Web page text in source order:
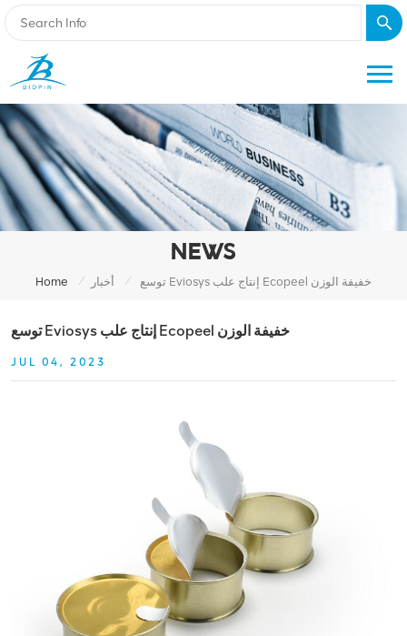
NEWS
Home / أخبار / توسع Eviosys إنتاج علب Ecopeel خفيفة الوزن
توسع Eviosys إنتاج علب Ecopeel خفيفة الوزن
JUL 04, 2023